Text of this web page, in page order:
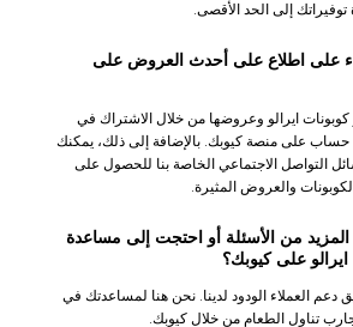
توفيراتك إلى الحد الأقصى.
على اطلاع على أحدث العروض على
ايرالو وعروضها من خلال الاشتراك في
حساب على منصة كيوبك. بالإضافة إلى ذلك، يمكنك
التواصل الاجتماعي الخاصة بنا للحصول على
والعروض المثيرة.
المزيد من الأسئلة أو احتجت إلى مساعدة
ايرالو على كيوبك؟
دعم العملاء الودود لدينا. نحن هنا لمساعدتك في
تناول الطعام من خلال كيوبك.